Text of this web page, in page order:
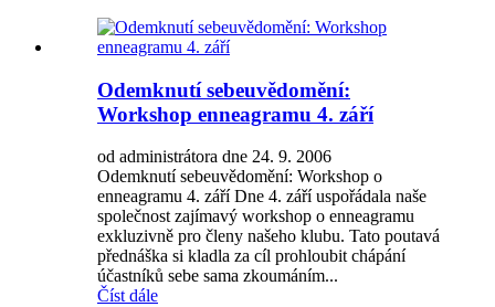
Odemknutí sebeuvědomění:
Workshop enneagramu 4. září
od administrátora dne 24. 9. 2006
Odemknutí sebeuvědomění: Workshop o
enneagramu 4. září Dne 4. září uspořádala naše
společnost zajímavý workshop o enneagramu
exkluzivně pro členy našeho klubu. Tato poutavá
přednáška si kladla za cíl prohloubit chápání
účastníků sebe sama zkoumáním...
Číst dále